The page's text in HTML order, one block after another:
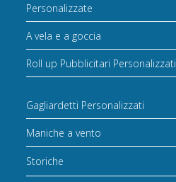
Personalizzate
A vela e a goccia
Roll up Pubblicitari Personalizzati
Gagliardetti Personalizzati
Maniche a vento
Storiche